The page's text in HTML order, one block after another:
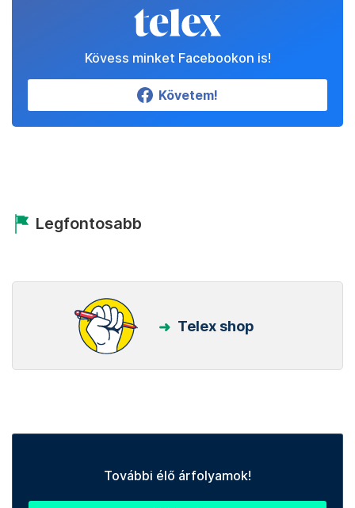
Kövess minket Facebookon is!
Követem!
Legfontosabb
Telex shop
További élő árfolyamok!